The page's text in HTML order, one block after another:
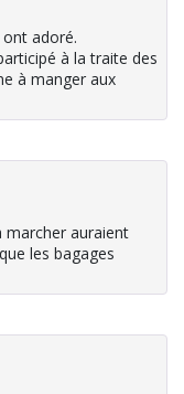
adoré.
à la traite des
à manger aux
marcher auraient
les bagages